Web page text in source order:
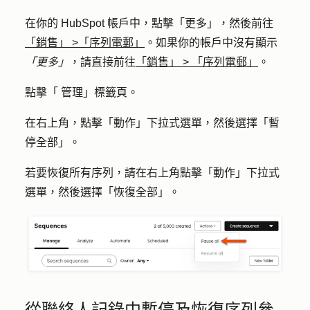
在你的 HubSpot 帳戶中，點擊 「更多」
，然後前往
「銷售」
> 「序列電郵」
。如果你的帳戶中沒有顯示
「更多」
，請直接前往 「銷售」 > 「序列電郵」 。
點擊「 管理 」標籤頁。
在右上角，點擊「 動作 」下拉式選單，然後選擇「 暫
停全部 」。
若要恢復所有序列，請在右上角點擊「 動作 」下拉式
選單，然後選擇「 恢復全部 」。